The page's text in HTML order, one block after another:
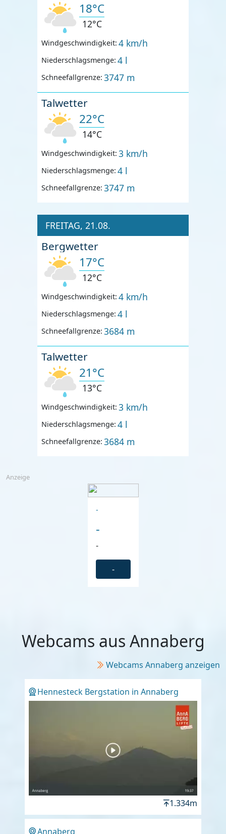
18°C
12°C
Windgeschwindigkeit: 4 km/h
Niederschlagsmenge: 4 l
Schneefallgrenze: 3747 m
Talwetter
22°C
14°C
Windgeschwindigkeit: 3 km/h
Niederschlagsmenge: 4 l
Schneefallgrenze: 3747 m
FREITAG, 21.08.
Bergwetter
17°C
12°C
Windgeschwindigkeit: 4 km/h
Niederschlagsmenge: 4 l
Schneefallgrenze: 3684 m
Talwetter
21°C
13°C
Windgeschwindigkeit: 3 km/h
Niederschlagsmenge: 4 l
Schneefallgrenze: 3684 m
Anzeige
-
-
-
-
Webcams aus Annaberg
Webcams Annaberg anzeigen
Hennesteck Bergstation in Annaberg
1.334m
Annaberg